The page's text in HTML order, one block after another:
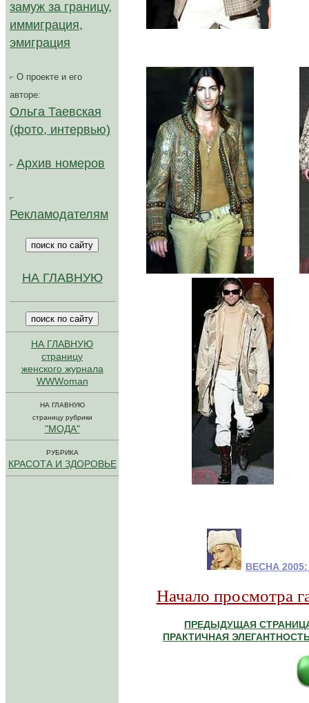
замуж за границу,
иммиграция,
эмиграция
О проекте и его
авторе:
Ольга Таевская
(фото, интервью)
Архив номеров
Рекламодателям
НА ГЛАВНУЮ
НА ГЛАВНУЮ
страницу
женского журнала
WWWoman
НА ГЛАВНУЮ
страницу рубрики
"МОДА"
РУБРИКА
КРАСОТА И ЗДОРОВЬЕ
ВЕСНА
Начало просмотра
ПРЕДЫДУЩАЯ
ПРАКТИЧНАЯ